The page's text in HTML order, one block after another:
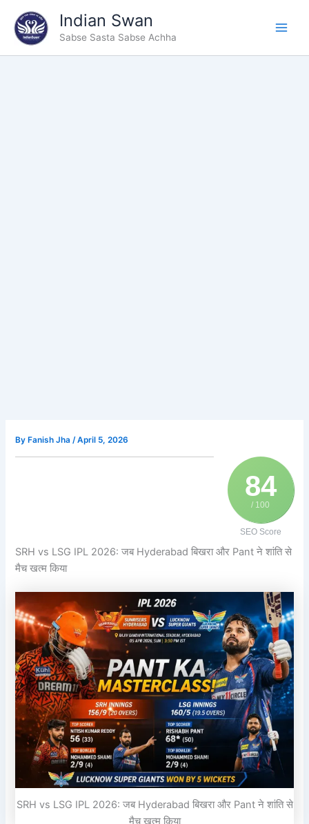
content
Indian Swan
Sabse Sasta Sabse Achha
By Fanish Jha/April 5, 2026
84
/ 100
SEO Score
SRH vs LSG IPL 2026: जब Hyderabad बिखरा और Pant ने शांति से
मैच खत्म किया
SRH vs LSG IPL 2026: जब Hyderabad बिखरा और Pant ने शांति से
मैच खत्म किया
your
email…